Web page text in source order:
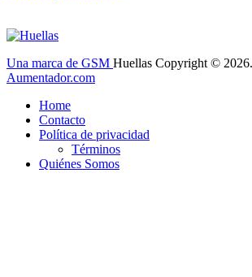
Una marca de GSM Huellas Copyright ©
Aumentador.com
Home
Contacto
Política de privacidad
Términos
Quiénes Somos